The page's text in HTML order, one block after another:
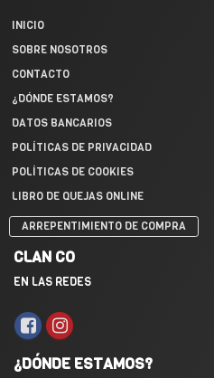
INICIO
SOBRE NOSOTROS
CONTACTO
¿DÓNDE ESTAMOS?
DATOS BANCARIOS
POLÍTICAS DE PRIVACIDAD
POLÍTICAS DE COOKIES
LIBRO DE QUEJAS ONLINE
ARREPENTIMIENTO DE COMPRA
CLAN CO
EN LAS REDES
¿DÓNDE ESTAMOS?